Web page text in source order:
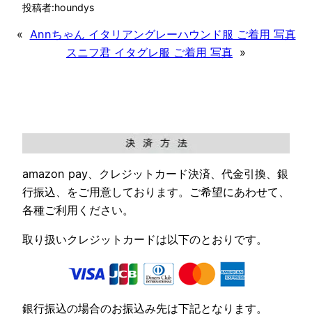
投稿者:houndys
« Annちゃん イタリアングレーハウンド服 ご着用 写真
スニフ君 イタグレ服 ご着用 写真 »
amazon pay、クレジットカード決済、代金引換、銀
行振込、をご用意しております。ご希望にあわせて、
各種ご利用ください。
取り扱いクレジットカードは以下のとおりです。
銀行振込の場合のお振込み先は下記となります。